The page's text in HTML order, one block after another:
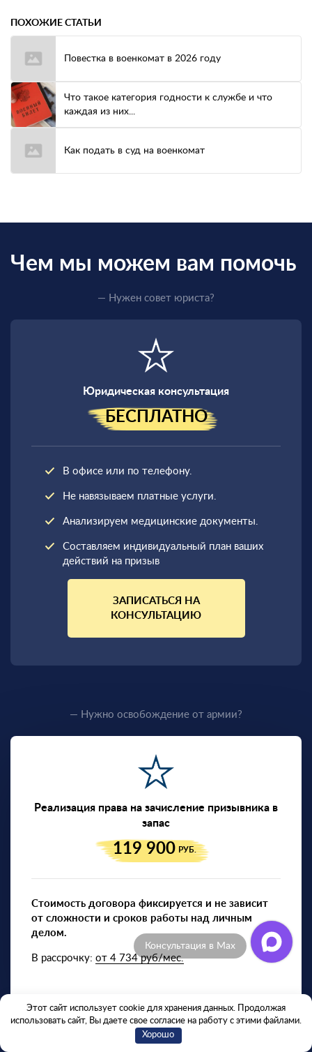
ПОХОЖИЕ СТАТЬИ
Повестка в военкомат в 2026 году
Что такое категория годности к службе и что
каждая из них...
Как подать в суд на военкомат
Чем мы можем вам помочь
— Нужен совет юриста?
Юридическая консультация
БЕСПЛАТНО
В офисе или по телефону.
Не навязываем платные услуги.
Анализируем медицинские документы.
Составляем индивидуальный план ваших
действий на призыв
ЗАПИСАТЬСЯ НА
КОНСУЛЬТАЦИЮ
— Нужно освобождение от армии?
Реализация права на зачисление призывника в
запас
119 900 РУБ.
Стоимость договора фиксируется и не зависит
от сложности и сроков работы над личным
делом.
В рассрочку: от 4 734 руб/мес.
Отзывы клиентов
Этот сайт использует cookie для хранения данных. Продолжая
использовать сайт, Вы даете свое согласие на работу с этими файлами.
Хорошо